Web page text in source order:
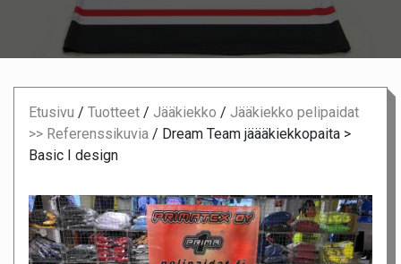
Etusivu / Tuotteet / Jääkiekko / Jääkiekko pelipaidat
>> Referenssikuvia / Dream Team jäääkiekkopaita >
Basic I design